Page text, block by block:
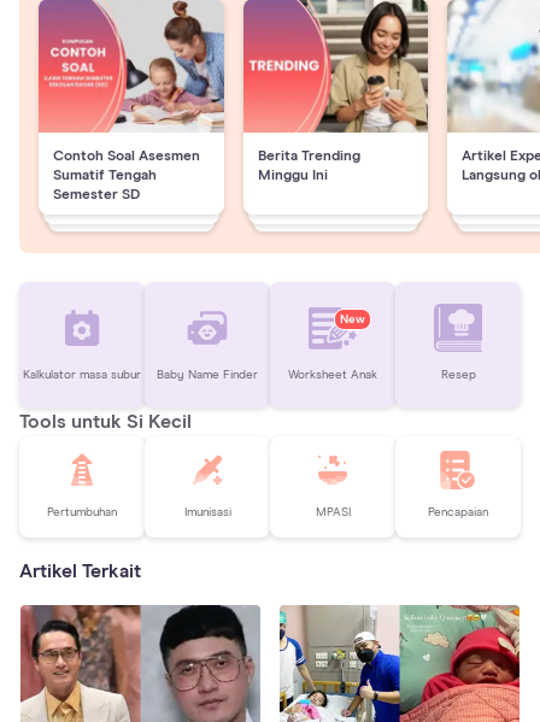
Contoh Soal Asesmen
Sumatif Tengah
Semester SD
Berita Trending
Minggu Ini
Artikel
Langsung
Kalkulator masa subur Baby Name Finder
New
Worksheet Anak Resep
Tools untuk Si Kecil
Pertumbuhan Imunisasi MPASI Pencapaian
Artikel Terkait